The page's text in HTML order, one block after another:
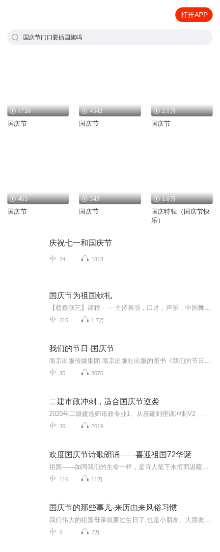
打开APP
国庆节门口要插国旗吗
1726
国庆节
4542
国庆节
2.1万
国庆节
465
国庆节
543
国庆节
1.6万
国庆特辑（国庆节快
乐）
庆祝七一和国庆节
24 1818
国庆节为祖国献礼
215 1.7万
我们的节日-国庆节
35 8076
二建市政冲刺，适合国庆节逆袭
36 2619
欢度国庆节诗歌朗诵——喜迎祖国72华诞
116 11万
国庆节的那些事儿-来历由来风俗习惯
6 2万